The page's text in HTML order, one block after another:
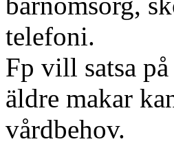
telefoni.
Fp vill satsa
äldre makar
vårdbehov.